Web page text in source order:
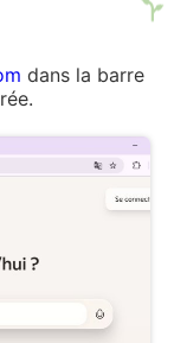
dans la barre